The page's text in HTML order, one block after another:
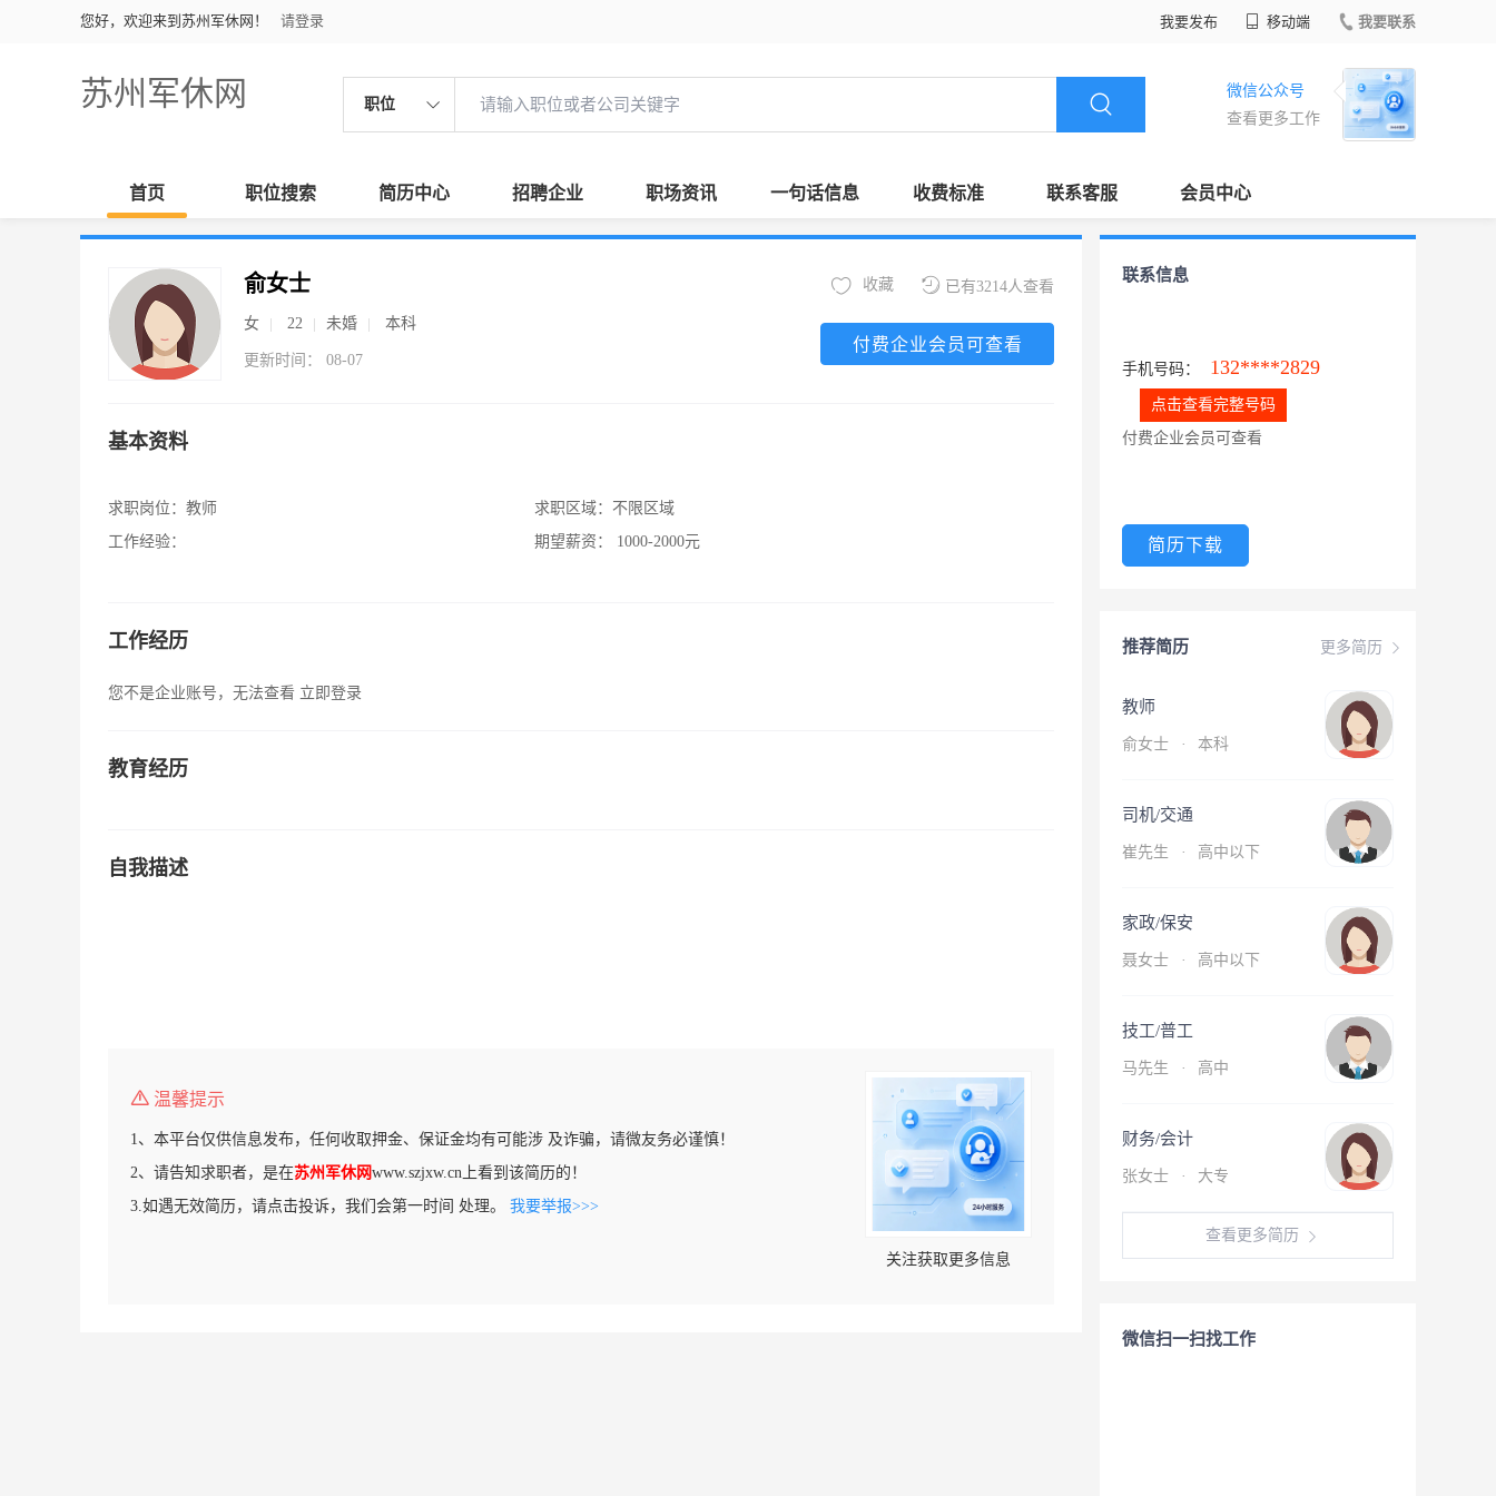
您好，欢迎来到苏州军休网！ 请登录 我要发布 移动端 我要联系
苏州军休网 职位
微信公众号
查看更多工作
首页 职位搜索 简历中心 招聘企业 职场资讯 一句话信息 收费标准 联系客服 会员中心
俞女士
女 22 未婚 本科
更新时间： 08-07
已有3214人查看
收藏
付费企业会员可查看
基本资料
求职岗位： 教师
工作经验：
求职区域： 不限区域
期望薪资：
1000-2000元
工作经历
您不是企业账号，无法查看 立即登录
教育经历
自我描述
温馨提示
1、本平台仅供信息发布，任何收取押金、保证金均有可能涉 及诈骗，请微友务必谨慎！
2、请告知求职者，是在苏州军休网www.szjxw.cn上看到该简历的！
3.如遇无效简历，请点击投诉，我们会第一时间 处理。 我要举报>>>
关注获取更多信息
联系信息
手机号码： 132****2829
点击查看完整号码
付费企业会员可查看
简历下载
更多简历
推荐简历
教师
俞女士 · 本科
司机/交通
崔先生 · 高中以下
家政/保安
聂女士 · 高中以下
技工/普工
马先生 · 高中
财务/会计
张女士 · 大专
查看更多简历
微信扫一扫找工作